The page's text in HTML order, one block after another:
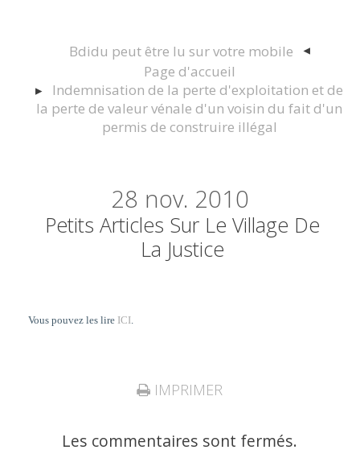
Bdidu peut être lu sur votre mobile
Page d'accueil
Indemnisation de la perte d'exploitation et de
la perte de valeur vénale d'un voisin du fait d'un
permis de construire illégal
28 nov. 2010
Petits Articles Sur Le Village De
La Justice
Vous pouvez les lire ICI.
IMPRIMER
Les commentaires sont fermés.